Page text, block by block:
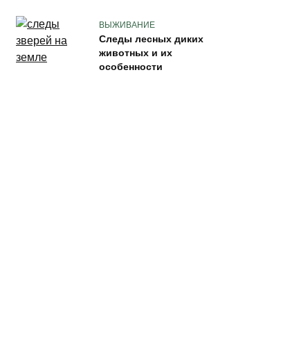
ВЫЖИВАНИЕ
Следы лесных диких
животных и их
особенности